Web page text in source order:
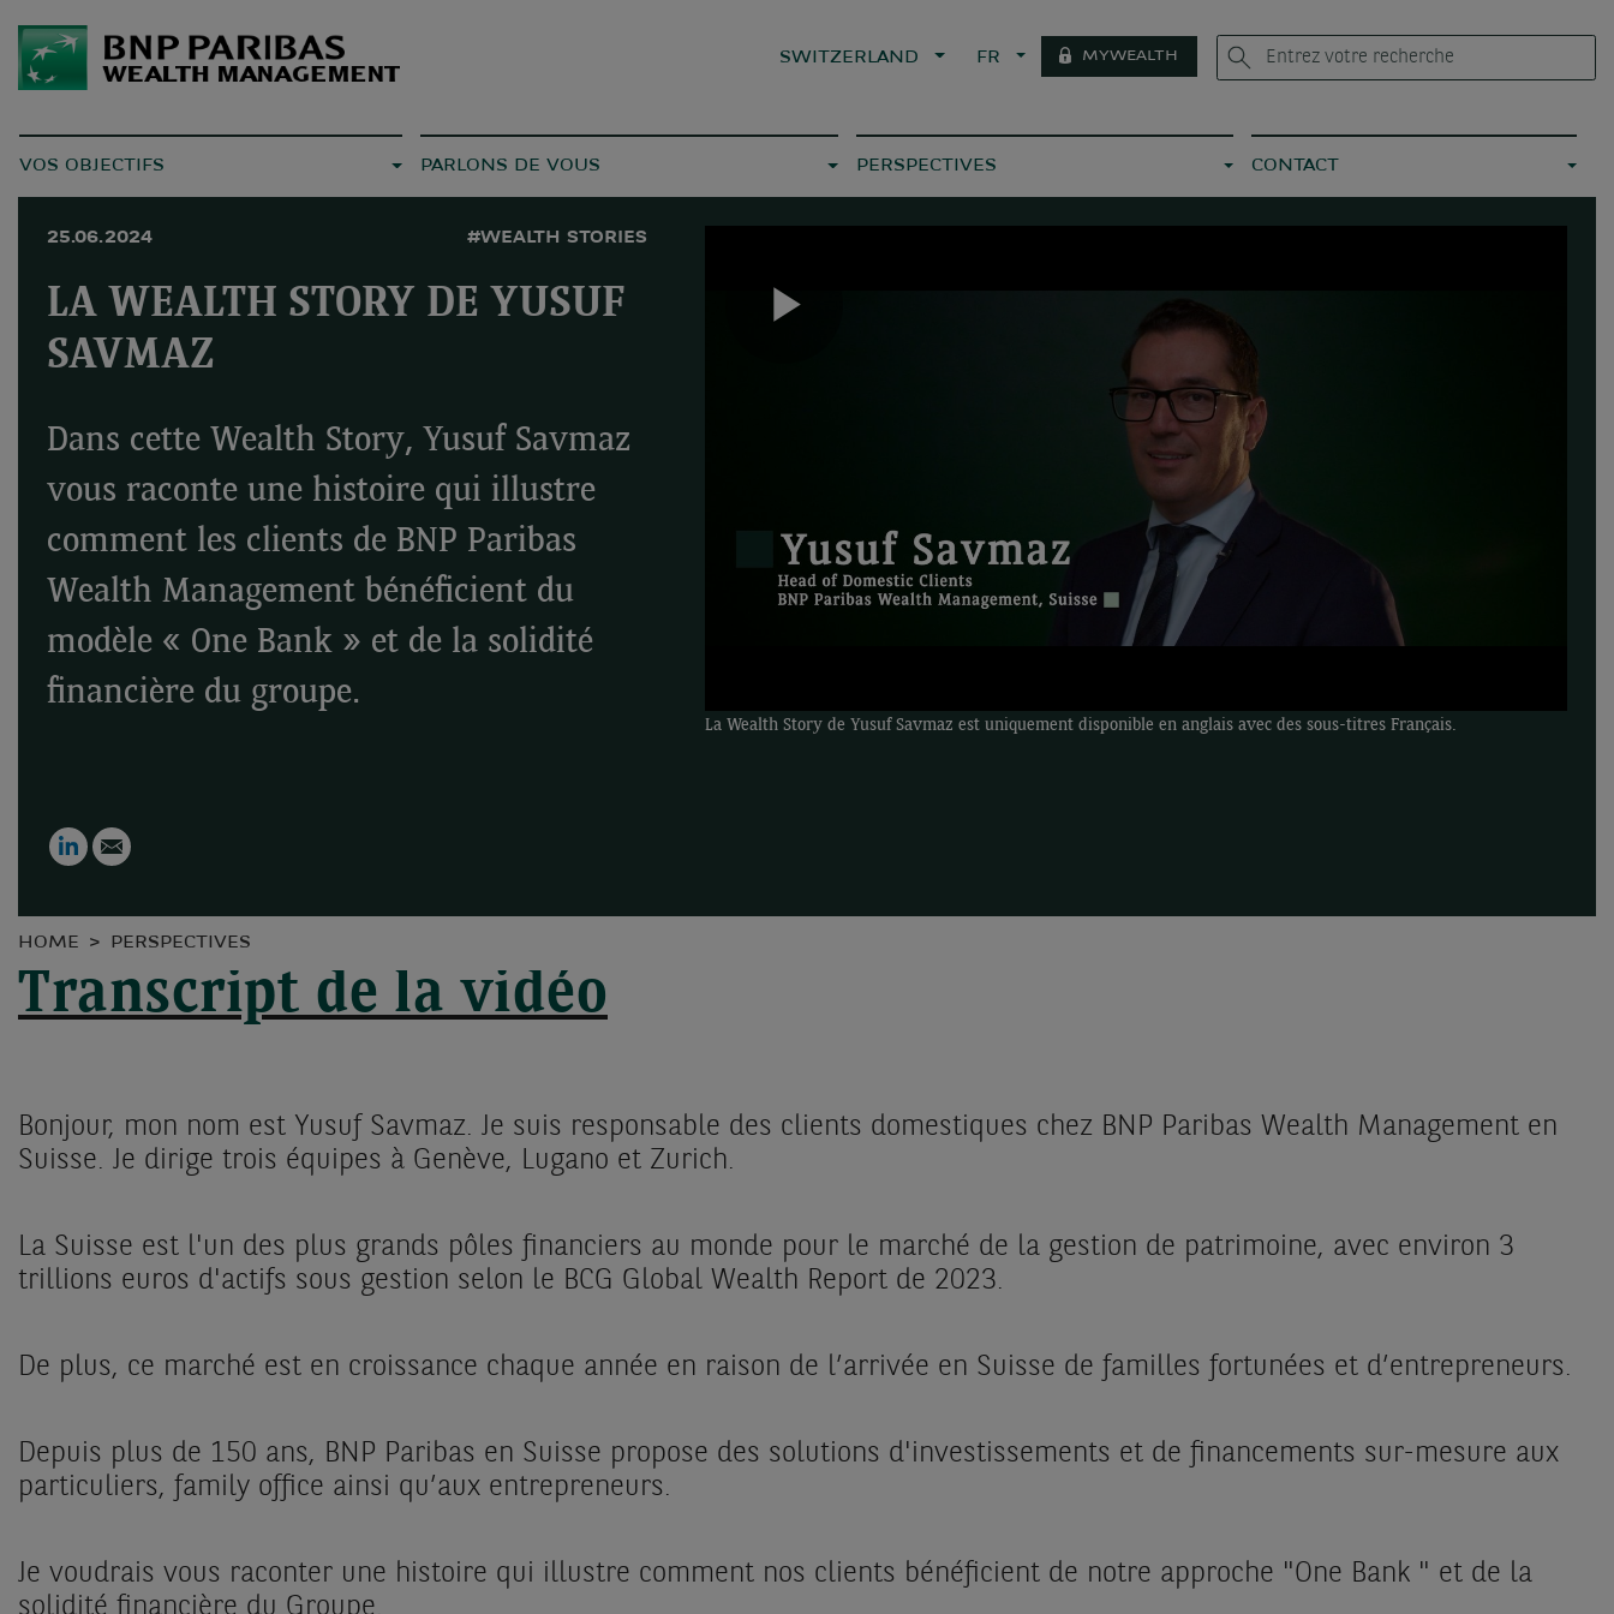
SWITZERLAND FR MYWEALTH
VOS OBJECTIFS PARLONS DE VOUS PERSPECTIVES CONTACT
25.06.2024 #WEALTH STORIES
LA WEALTH STORY DE YUSUF
SAVMAZ
Dans cette Wealth Story, Yusuf Savmaz
vous raconte une histoire qui illustre
comment les clients de BNP Paribas
Wealth Management bénéficient du
modèle « One Bank » et de la solidité
financière du groupe.
LinkedIn
La Wealth Story de Yusuf Savmaz est uniquement disponible en anglais avec des sous-titres Français.
HOME PERSPECTIVES
Transcript de la vidéo
Bonjour, mon nom est Yusuf Savmaz. Je suis responsable des clients domestiques chez BNP Paribas Wealth Management en
Suisse. Je dirige trois équipes à Genève, Lugano et Zurich.
La Suisse est l'un des plus grands pôles financiers au monde pour le marché de la gestion de patrimoine, avec environ 3
trillions euros d'actifs sous gestion selon le BCG Global Wealth Report de 2023.
De plus, ce marché est en croissance chaque année en raison de l’arrivée en Suisse de familles fortunées et d’entrepreneurs.
Depuis plus de 150 ans, BNP Paribas en Suisse propose des solutions d'investissements et de financements sur-mesure aux
particuliers, family office ainsi qu’aux entrepreneurs.
Je voudrais vous raconter une histoire qui illustre comment nos clients bénéficient de notre approche "One Bank " et de la
solidité financière du Groupe.